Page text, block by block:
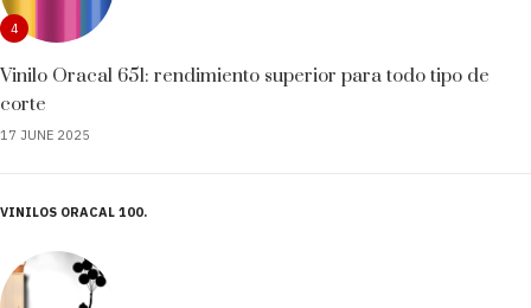
4
Vinilo Oracal 651: rendimiento superior para todo tipo de
corte
17 JUNE 2025
VINILOS ORACAL 100